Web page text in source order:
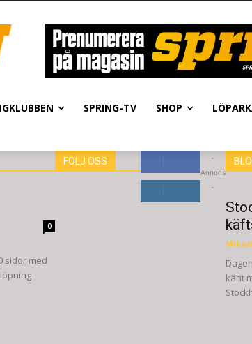
SPRING-TV SHOP
0
sidor med
FÖLJ OSS
8,660 Fans
GILLA
6,714 Följare
-
Annons
-
känt